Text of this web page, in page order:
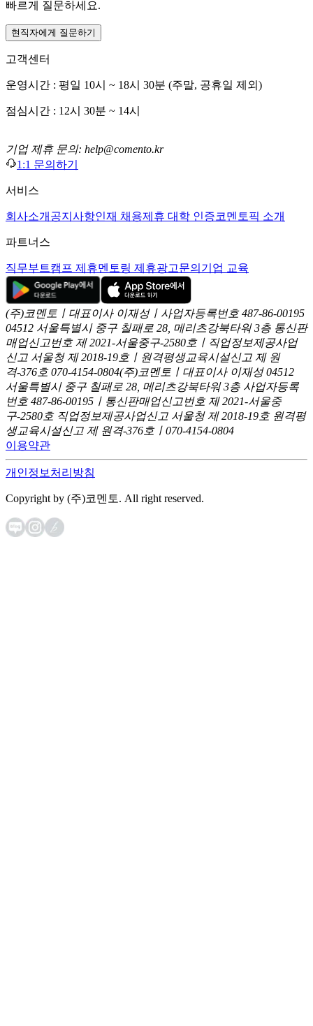
빠르게 질문하세요.
현직자에게 질문하기
고객센터
운영시간 : 평일 10시 ~ 18시 30분 (주말, 공휴일 제외)
점심시간 : 12시 30분 ~ 14시
기업 제휴 문의: help@comento.kr
1:1 문의하기
서비스
회사소개 공지사항인재 채용제휴 대학 인증코멘토픽 소개
파트너스
직무부트캠프 제휴멘토링 제휴광고문의 기업 교육
(주)코멘토ㅣ대표이사 이재성ㅣ사업자등록번호 487-86-00195
04512 서울특별시 중구 칠패로 28, 메리츠강북타워 3층 통신판
매업신고번호 제 2021-서울중구-2580호ㅣ직업정보제공사업
신고 서울청 제 2018-19호ㅣ원격평생교육시설신고 제 원
격-376호 070-4154-0804(주)코멘토ㅣ대표이사 이재성 04512
서울특별시 중구 칠패로 28, 메리츠강북타워 3층 사업자등록
번호 487-86-00195ㅣ통신판매업신고번호 제 2021-서울중
구-2580호 직업정보제공사업신고 서울청 제 2018-19호 원격평
생교육시설신고 제 원격-376호ㅣ070-4154-0804
이용약관
개인정보처리방침
Copyright by (주)코멘토. All right reserved.